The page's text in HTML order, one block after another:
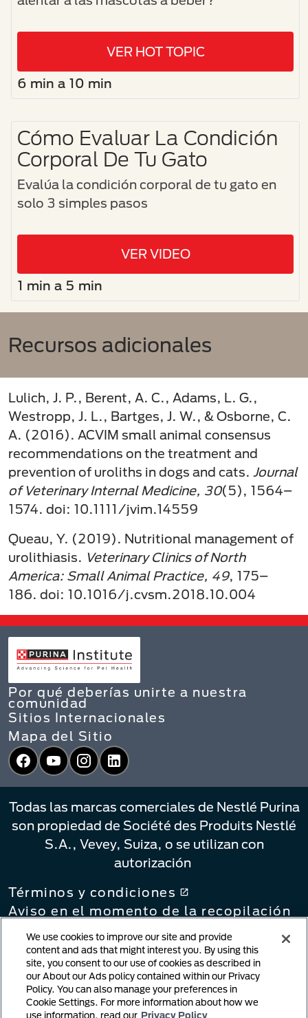
VER HOT TOPIC
6 min a 10 min
Cómo Evaluar La Condición
Corporal De Tu Gato
Evalúa la condición corporal de tu gato en
solo 3 simples pasos
VER VIDEO
1 min a 5 min
Recursos adicionales
Lulich, J. P., Berent, A. C., Adams, L. G.,
Westropp, J. L., Bartges, J. W., & Osborne, C.
A. (2016). ACVIM small animal consensus
recommendations on the treatment and
prevention of uroliths in dogs and cats. Journal
of Veterinary Internal Medicine, 30(5), 1564–
1574. doi: 10.1111/jvim.14559
Queau, Y. (2019). Nutritional management of
urolithiasis. Veterinary Clinics of North
America: Small Animal Practice, 49, 175–
186. doi: 10.1016/j.cvsm.2018.10.004
Por qué deberías unirte a nuestra
comunidad
Sitios Internacionales
Mapa del Sitio
Facebook
YouTubeInstagram
LinkedIn
Todas las marcas comerciales de Nestlé Purina
son propiedad de Société des Produits Nestlé
S.A., Vevey, Suiza, o se utilizan con
autorización
Términos y condiciones
Aviso en el momento de la recopilación
Política de privacidad
Sus Opciones de Privacidad
Política de vinculación
Notificación de infracción de derechos
de autor
Contenido generado por el usuario
We use cookies to improve our site and provide
content and ads that might interest you. By using this
site, you consent to our use of cookies as described in
our About our Ads policy contained within our Privacy
Policy. You can also manage your preferences in
Cookie Settings. For more information about how we
use information, read our Privacy Policy